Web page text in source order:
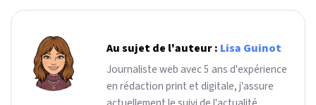
Au sujet de l'auteur : Lisa Guinot
Journaliste web avec 5 ans d'expérience
en rédaction print et digitale, j'assure